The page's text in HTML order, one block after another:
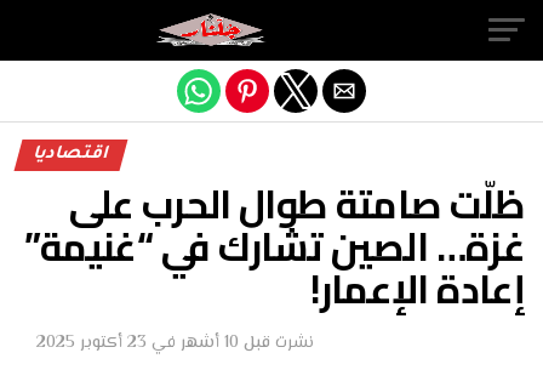
اقتصاديا
ظلّت صامتة طوال الحرب على
غزة… الصين تشارك في “غنيمة”
إعادة الإعمار!
نشرت قبل 10 أشهر في 23 أكتوبر 2025
Exit mobile version